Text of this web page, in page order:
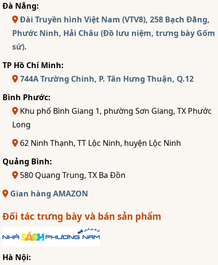
Đà Nẵng:
Đài Truyền hình Việt Nam (VTV8), 258 Bạch Đằng,
Phước Ninh, Hải Châu (Đồ lưu niệm, trưng bày Gốm
sứ).
TP Hồ Chí Minh:
744A Trường Chinh, P. Tân Hưng Thuận, Q.12
Bình Phước:
Khu phố Bình Giang 1, phường Sơn Giang, TX Phước
Long
62 Ninh Thạnh, TT Lộc Ninh, huyện Lộc Ninh
Quảng Bình:
580 Quang Trung, TX Ba Đồn
Gian hàng AMAZON
Đối tác trưng bày và bán sản phẩm
Hà Nội: